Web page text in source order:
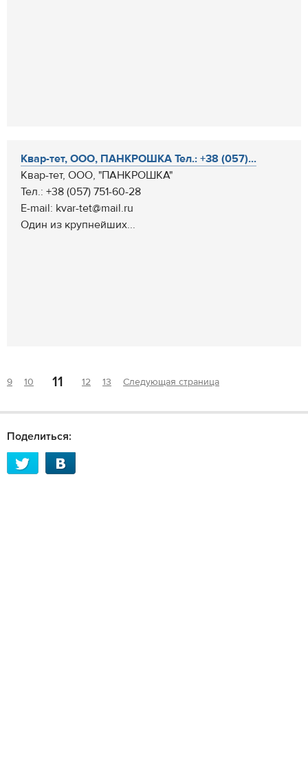
Квар-тет, ООО, ПАНКРОШКА Тел.: +38 (057)...
Квар-тет, ООО, "ПАНКРОШКА"
Тел.: +38 (057) 751-60-28
E-mail: kvar-tet@mail.ru
Один из крупнейших...
9 10 11 12 13 Следующая страница
Поделиться: